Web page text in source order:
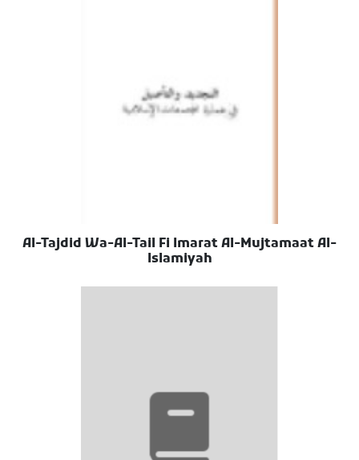
Al-Tajdid Wa-Al-Tail Fi Imarat Al-Mujtamaat Al-
Islamiyah